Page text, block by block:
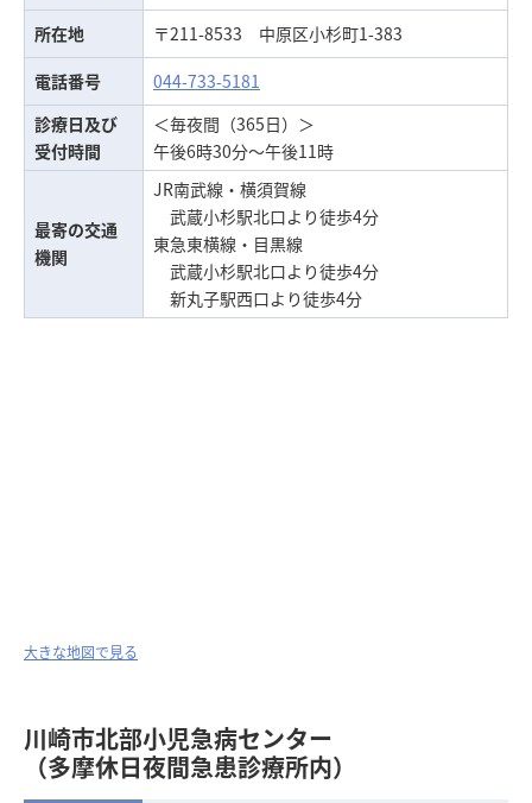
所在地
〒211-8533 中原区小杉町1-383
電話番号
044-733-5181
診療日及び
受付時間
＜毎夜間（365日）＞
午後6時30分～午後11時
最寄の交通
機関
JR南武線・横須賀線
武蔵小杉駅北口より徒歩4分
東急東横線・目黒線
武蔵小杉駅北口より徒歩4分
新丸子駅西口より徒歩4分
大きな地図で見る
川崎市北部小児急病センター
（多摩休日夜間急患診療所内）